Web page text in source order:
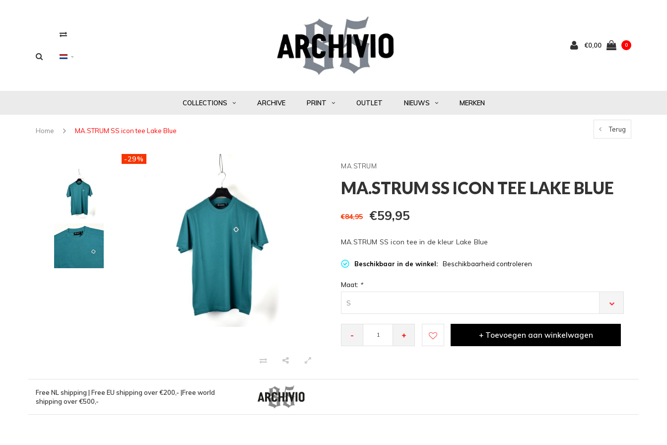
€0,00 0
COLLECTIONS ARCHIVE PRINT OUTLET NIEUWS MERKEN
Home MA.STRUM SS icon tee Lake Blue Terug
-29%
MA.STRUM
MA.STRUM SS ICON TEE LAKE BLUE
€84,95 €59,95
MA.STRUM SS icon tee in de kleur Lake Blue
Beschikbaar in de winkel: Beschikbaarheid controleren
Maat: *
S
- + + Toevoegen aan winkelwagen
Free NL shipping | Free EU shipping over €200,- |Free world
shipping over €500,-